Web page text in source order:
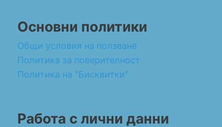
Основни политики
Общи условия на ползване
Политика за поверителност
Политика на "Бисквитки"
Работа с лични данни